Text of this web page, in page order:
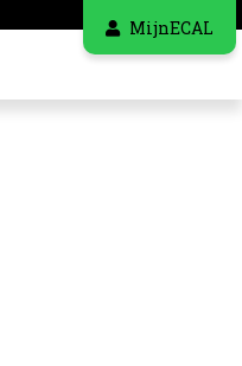
MijnECAL